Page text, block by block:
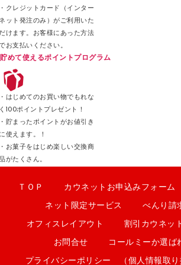
クレジットカード（インター
ット発注のみ）がご利用いた
けます。お客様にあった方法
お支払いください。
貯めて使えるポイントプログラム
はじめてのお買い物でもれな
100ポイントプレゼント！
貯まったポイントがお値引き
使えます。！
お菓子をはじめ楽しい交換商
がたくさん。
ＴＯＰ カウネットお申込みフォーム
ネット限定サービス べんり請
オフィスレイアウト 割引カウネッ
お問合せ コールミーか選ば
プライバシーポリシー （個人情報取り